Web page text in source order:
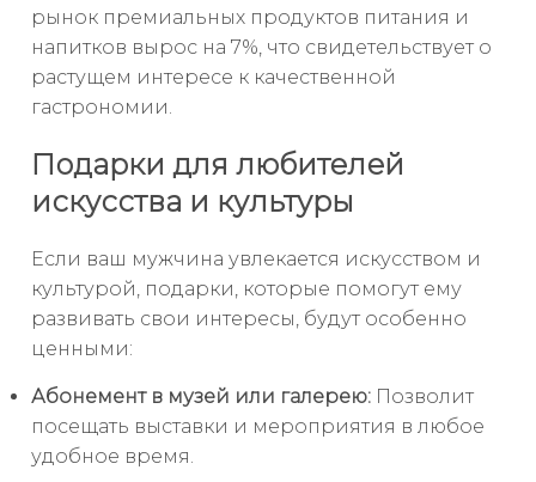
рынок премиальных продуктов питания и
напитков вырос на 7%, что свидетельствует о
растущем интересе к качественной
гастрономии.
Подарки для любителей
искусства и культуры
Если ваш мужчина увлекается искусством и
культурой, подарки, которые помогут ему
развивать свои интересы, будут особенно
ценными:
Абонемент в музей или галерею: Позволит
посещать выставки и мероприятия в любое
удобное время.